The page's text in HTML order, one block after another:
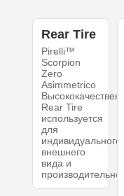
Rear Tire
Pirelli™
Scorpion
Zero
Asimmetrico
Rear Tire
используется
для
индивидуального
внешнего
вида и